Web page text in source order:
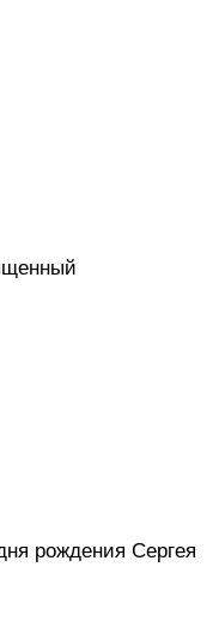
рождения Сергея